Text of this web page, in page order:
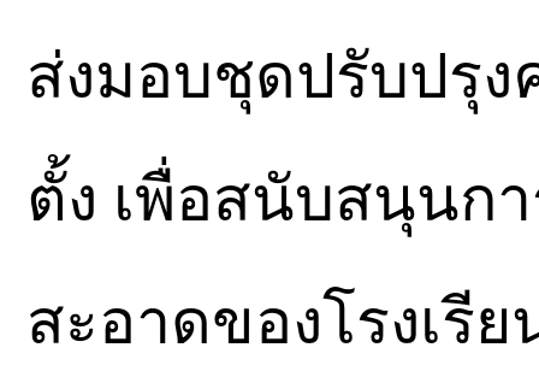
ส่งมอบชุดปรับปรุ
ตั้ง เพื่อสนับสนุนก
สะอาดของโรงเรี